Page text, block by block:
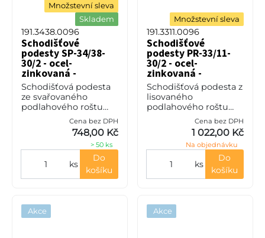
Skladem
Množstevní sleva
191.3438.0096
Schodišťové
podesty SP-34/38-
30/2 - ocel-
zinkovaná -
1000x250
Schodišťová podesta
ze svařovaného
podlahového roštu
(SP), 34/38 - rozteče
nosných 34 mm /
rozpěrných 38 mm,
výška 30 mm, síla 2
mm, ocel S235JR (ST37
Cena bez DPH
748,00 Kč
> 50 ks
ks
Do
košíku
Množstevní sleva
191.3311.0096
Schodišťové
podesty PR-33/11-
30/2 - ocel-
zinkovaná -
1000x250
Schodišťová podesta z
lisovaného
podlahového roštu
(PR), 33/11 - rozteče
nosných 33 mm /
rozpěrných 11 mm,
výška 30 mm, síla 2
(ST37.2
Cena bez DPH
1 022,00 Kč
Na objednávku
ks
Do
košíku
Akce Akce